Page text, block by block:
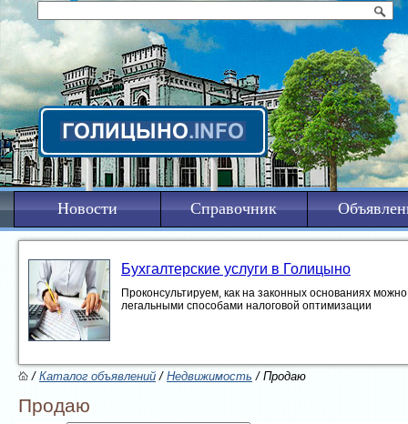
Новости Справочник
Бухгалтерские услуги в Голицыно
Проконсультируем, как на законных основаниях
легальными способами налоговой оптимизации
/Каталог объявлений/Недвижимость/ Продаю
Продаю